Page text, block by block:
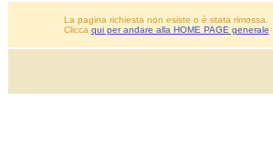
La pagina richiesta non esiste o è stata rimossa.
Clicca qui per andare alla HOME PAGE generale